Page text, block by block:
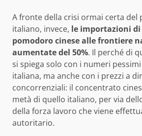
A fronte della crisi ormai certa del
italiano, invece, le importazioni
pomodoro cinese alle frontiere
aumentate del 50%. Il perché di
si spiega solo con i numeri
italiana, ma anche con i prezzi a
concorrenziali: il concentrato
metà di quello italiano, per via
della forza lavoro che viene
autoritario.